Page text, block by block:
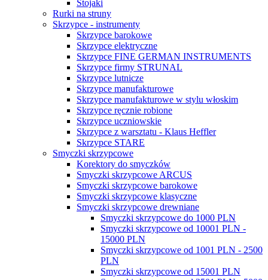
Stojaki
Rurki na struny
Skrzypce - instrumenty
Skrzypce barokowe
Skrzypce elektryczne
Skrzypce FINE GERMAN INSTRUMENTS
Skrzypce firmy STRUNAL
Skrzypce lutnicze
Skrzypce manufakturowe
Skrzypce manufakturowe w stylu włoskim
Skrzypce ręcznie robione
Skrzypce uczniowskie
Skrzypce z warsztatu - Klaus Heffler
Skrzypce STARE
Smyczki skrzypcowe
Korektory do smyczków
Smyczki skrzypcowe ARCUS
Smyczki skrzypcowe barokowe
Smyczki skrzypcowe klasyczne
Smyczki skrzypcowe drewniane
Smyczki skrzypcowe do 1000 PLN
Smyczki skrzypcowe od 10001 PLN -
15000 PLN
Smyczki skrzypcowe od 1001 PLN - 2500
PLN
Smyczki skrzypcowe od 15001 PLN